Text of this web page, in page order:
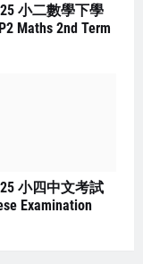
小二數學下學
Maths 2nd Term
小四中文考試
Examination